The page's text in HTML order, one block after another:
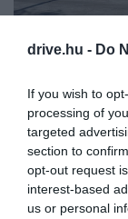
drive.hu - Do
If you wish to
processing of
targeted
section to
opt-out request
interest-based
us or personal
Újabb
térségekben
ÚTI CÉL